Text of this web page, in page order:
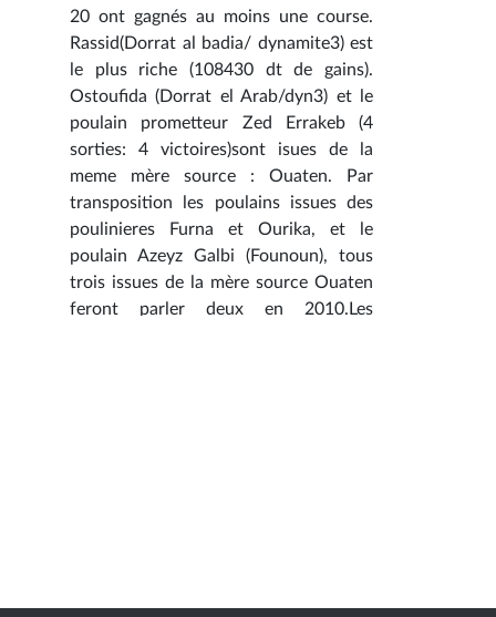
20 ont gagnés au moins une course.
Rassid(Dorrat al badia/ dynamite3) est
le plus riche (108430 dt de gains).
Ostoufida (Dorrat el Arab/dyn3) et le
poulain prometteur Zed Errakeb (4
sorties: 4 victoires)sont isues de la
meme mère source : Ouaten. Par
transposition les poulains issues des
poulinieres Furna et Ourika, et le
poulain Azeyz Galbi (Founoun), tous
trois issues de la mère source Ouaten
feront parler deux en 2010.Les